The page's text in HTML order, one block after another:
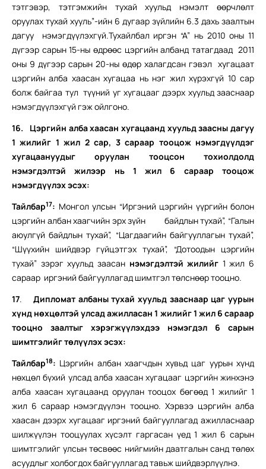
тэтгэвэр, тэтгэмжийн тухай хуульд нэмэлт өөрчлөлт
оруулах тухай хууль”-ийн 6 дугаар зүйлийн 6.3 дахь заалтын
дагуу нэмэгдүүлэхгүй.Тухайлбал иргэн “А” нь 2010 оны 11
дүгээр сарын 15-ны өдрөөс цэргийн албанд татагдаад 2011
оны 9 дүгээр сарын 20-ны өдөр халагдсан гэвэл хугацаат
цэргийн алба хаасан хугацаа нь нэг жил хүрэхгүй 10 сар
болж байгаа тул түүний уг хугацааг дээрх хуульд зааснаар
нэмэгдүүлэхгүй гэж ойлгоно.
16.
Цэргийн алба хаасан хугацаанд хуульд заасны дагуу
1 жилийг 1 жил 2 сар, 3 сараар тооцож нэмэгдүүлдэг
хугацаануудыг оруулан тооцсон тохиолдолд
нэмэгдэлтэй жилээр нь 1 жил 6 сараар тооцож
нэмэгдүүлэх эсэх:
Тайлбар17: Монгол улсын “Иргэний цэргийн үүргийн болон
цэргийн албан хаагчийн эрх зүйн байдлын тухай”, “Галын
аюулгүй байдлын тухай”, “Цагдаагийн байгууллагын тухай”,
“Шүүхийн шийдвэр гүйцэтгэх тухай”, “Дотоодын цэргийн
тухай” зэрэг хуульд заасан нэмэгдэлтэй жилийг 1 жил 6
сараар иргэний байгууллагад шимтгэл төлснөөр тооцно.
17. Дипломат албаны тухай хуульд зааснаар цаг уурын
хүнд нөхцөлтэй улсад ажилласан 1 жилийг 1 жил 6 сараар
тооцно заалтыг хэрэгжүүлэхдээ нэмэгдэл 6 сарын
шимтгэлийг төлүүлэх эсэх:
Тайлбар18: Цэргийн албан хаагчдын хувьд цаг уурын хүнд
нөхцөл бүхий улсад алба хаасан хугацааг цэргийн жинхэнэ
алба хаасан хугацаанд оруулан тооцох бөгөөд 1 жилийг 1
жил 6 сараар нэмэгдүүлэн тооцно. Хэрвээ цэргийн алба
хаасан дээрх хугацааг иргэний байгууллагад ажилласнаар
шилжүүлэн тооцуулах хүсэлт гаргасан үед 1 жил 6 сарын
шимтгэлийг улсын төсвөөс нийгмийн даатгалын санд төлөх
асуудлыг холбогдох байгууллагад тавьж шийдвэрлүүлнэ.